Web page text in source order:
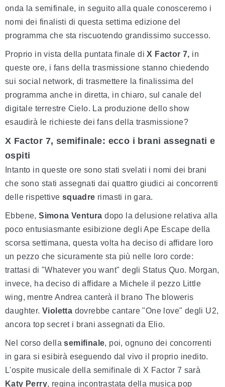
onda la semifinale, in seguito alla quale conosceremo i
nomi dei finalisti di questa settima edizione del
programma che sta riscuotendo grandissimo successo.
Proprio in vista della puntata finale diX Factor 7, in
queste ore, i fans della trasmissione stanno chiedendo
sui social network, di trasmettere la finalissima del
programma anche in diretta, in chiaro, sul canale del
digitale terrestre Cielo. La produzione dello show
esaudirà le richieste dei fans della trasmissione?
X Factor 7, semifinale: ecco i brani assegnati e
ospiti
Intanto in queste ore sono stati svelati i nomi dei brani
che sono stati assegnati dai quattro giudici ai concorrenti
delle rispettive squadre rimasti in gara.
Ebbene,Simona Ventura dopo la delusione relativa alla
poco entusiasmante esibizione degli Ape Escape della
scorsa settimana, questa volta ha deciso di affidare loro
un pezzo che sicuramente sta più nelle loro corde:
trattasi di "Whatever you want" degli Status Quo. Morgan,
invece, ha deciso di affidare a Michele il pezzo Little
wing, mentre Andrea canterà il brano The bloweris
daughter.Violetta dovrebbe cantare "One love" degli U2,
ancora top secret i brani assegnati da Elio.
Nel corso dellasemifinale, poi, ognuno dei concorrenti
in gara si esibirà eseguendo dal vivo il proprio inedito.
L'ospite musicale della semifinale di X Factor 7 sarà
Katy Perry, regina incontrastata della musica pop